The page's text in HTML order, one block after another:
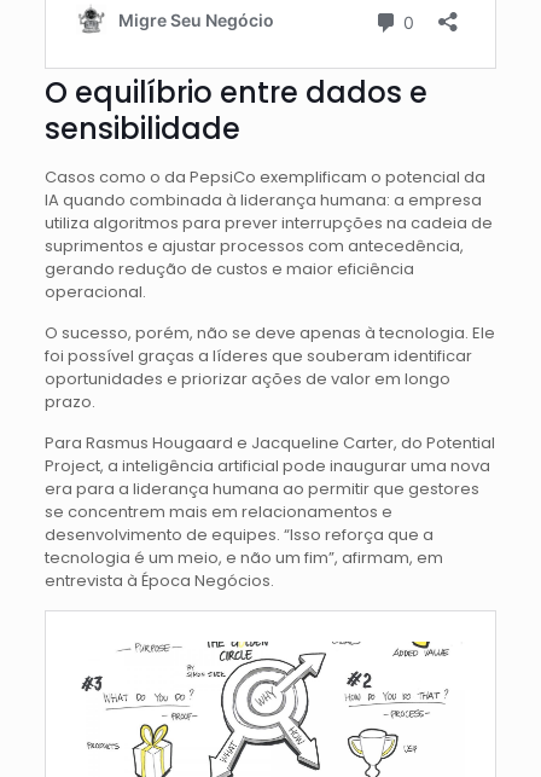
O equilíbrio entre dados e
sensibilidade
Casos como o da PepsiCo exemplificam o potencial da
IA quando combinada à liderança humana: a empresa
utiliza algoritmos para prever interrupções na cadeia de
suprimentos e ajustar processos com antecedência,
gerando redução de custos e maior eficiência
operacional.
O sucesso, porém, não se deve apenas à tecnologia. Ele
foi possível graças a líderes que souberam identificar
oportunidades e priorizar ações de valor em longo
prazo.
Para Rasmus Hougaard e Jacqueline Carter, do Potential
Project, a inteligência artificial pode inaugurar uma nova
era para a liderança humana ao permitir que gestores
se concentrem mais em relacionamentos e
desenvolvimento de equipes. “Isso reforça que a
tecnologia é um meio, e não um fim”, afirmam, em
entrevista à Época Negócios.